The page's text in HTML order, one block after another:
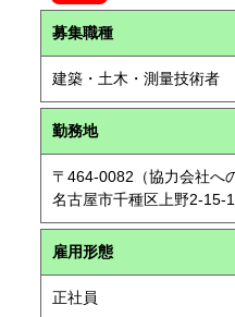
募集職種
建築・土木・測量技術者
勤務地
〒464-0082（協力会社へ
名古屋市千種区上野2-
雇用形態
正社員